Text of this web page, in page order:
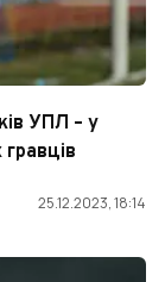
УПЛ – у
25.12.2023, 18:14